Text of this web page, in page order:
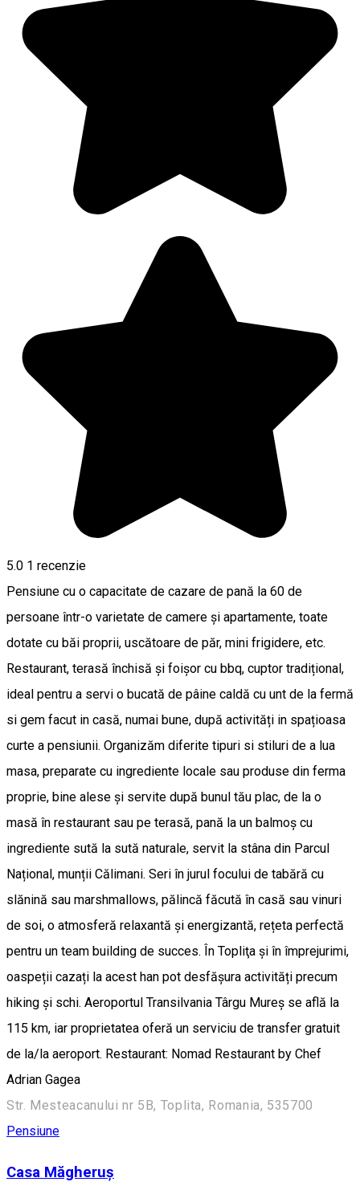
5.0 1 recenzie
Pensiune cu o capacitate de cazare de pană la 60 de
persoane într-o varietate de camere și apartamente, toate
dotate cu băi proprii, uscătoare de păr, mini frigidere, etc.
Restaurant, terasă închisă și foișor cu bbq, cuptor tradițional,
ideal pentru a servi o bucată de pâine caldă cu unt de la fermă
si gem facut in casă, numai bune, după activități in spațioasa
curte a pensiunii. Organizăm diferite tipuri si stiluri de a lua
masa, preparate cu ingrediente locale sau produse din ferma
proprie, bine alese și servite după bunul tău plac, de la o
masă în restaurant sau pe terasă, pană la un balmoș cu
ingrediente sută la sută naturale, servit la stâna din Parcul
Național, munții Călimani. Seri în jurul focului de tabără cu
slănină sau marshmallows, pălincă făcută în casă sau vinuri
de soi, o atmosferă relaxantă și energizantă, rețeta perfectă
pentru un team building de succes. În Topliţa și în împrejurimi,
oaspeții cazați la acest han pot desfășura activități precum
hiking și schi. Aeroportul Transilvania Târgu Mureș se află la
115 km, iar proprietatea oferă un serviciu de transfer gratuit
de la/la aeroport. Restaurant: Nomad Restaurant by Chef
Adrian Gagea
Str. Mesteacanului nr 5B, Toplita, Romania, 535700
Pensiune
Casa Măgheruș